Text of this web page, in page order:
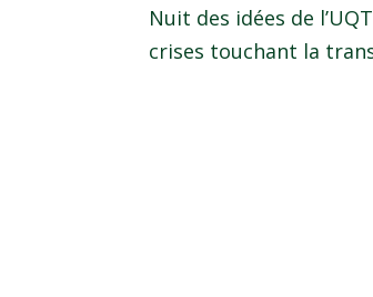
Nuit des idées de
crises touchant la